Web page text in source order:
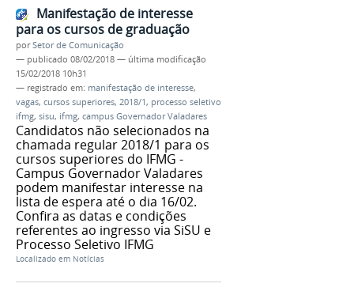
Manifestação de interesse
para os cursos de graduação
porSetor de Comunicação
— publicado 08/02/2018 — última modificação
15/02/2018 10h31
— registrado em: manifestação de interesse,
vagas, cursos superiores, 2018/1, processo seletivo
ifmg, sisu, ifmg, campus Governador Valadares
Candidatos não selecionados na
chamada regular 2018/1 para os
cursos superiores do IFMG -
Campus Governador Valadares
podem manifestar interesse na
lista de espera até o dia 16/02.
Confira as datas e condições
referentes ao ingresso via SiSU e
Processo Seletivo IFMG
Localizado em Notícias